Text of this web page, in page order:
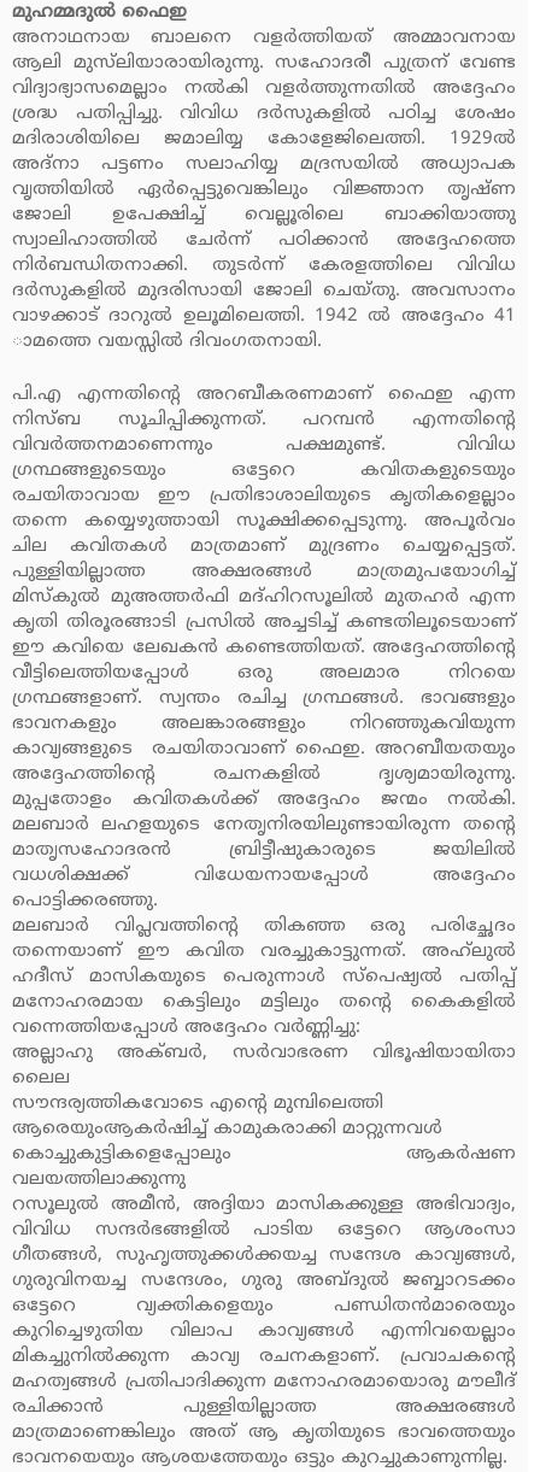
മുഹമ്മദുല്‍ ഫൈഇ
അനാഥനായ ബാലനെ വളര്‍ത്തിയത് അമ്മാവനായ
ആലി മുസ്‌ലിയാരായിരുന്നു. സഹോദരീ പുത്രന് വേണ്ട
വിദ്യാഭ്യാസമെല്ലാം നല്‍കി വളര്‍ത്തുന്നതില്‍ അദ്ദേഹം
ശ്രദ്ധ പതിപ്പിച്ചു. വിവിധ ദര്‍സുകളില്‍ പഠിച്ച ശേഷം
മദിരാശിയിലെ ജമാലിയ്യ കോളേജിലെത്തി. 1929ല്‍
അദ്‌നാ പട്ടണം സലാഹിയ്യ മദ്രസയില്‍ അധ്യാപക
വൃത്തിയില്‍ ഏര്‍പ്പെട്ടുവെങ്കിലും വിജ്ഞാന തൃഷ്ണ
ജോലി ഉപേക്ഷിച്ച് വെല്ലൂരിലെ ബാക്കിയാത്തു
സ്വാലിഹാത്തില്‍ ചേര്‍ന്ന് പഠിക്കാന്‍ അദ്ദേഹത്തെ
നിര്‍ബന്ധിതനാക്കി. തുടര്‍ന്ന് കേരളത്തിലെ വിവിധ
ദര്‍സുകളില്‍ മുദരിസായി ജോലി ചെയ്തു. അവസാനം
വാഴക്കാട് ദാറുല്‍ ഉലൂമിലെത്തി. 1942 ല്‍ അദ്ദേഹം 41
ാമത്തെ വയസ്സില്‍ ദിവംഗതനായി.
പി.എ എന്നതിന്റെ അറബീകരണമാണ് ഫൈഇ എന്ന
നിസ്ബ സൂചിപ്പിക്കുന്നത്. പറമ്പന്‍ എന്നതിന്റെ
വിവര്‍ത്തനമാണെന്നും പക്ഷമുണ്ട്. വിവിധ
ഗ്രന്ഥങ്ങളുടെയും ഒട്ടേറെ കവിതകളുടെയും
രചയിതാവായ ഈ പ്രതിഭാശാലിയുടെ കൃതികളെല്ലാം
തന്നെ കയ്യെഴുത്തായി സൂക്ഷിക്കപ്പെടുന്നു. അപൂര്‍വം
ചില കവിതകള്‍ മാത്രമാണ് മുദ്രണം ചെയ്യപ്പെട്ടത്.
പുള്ളിയില്ലാത്ത അക്ഷരങ്ങള്‍ മാത്രമുപയോഗിച്ച്
മിസ്‌കുല്‍ മുഅത്തര്‍ഫി മദ്ഹിറസൂലില്‍ മുതഹര്‍ എന്ന
കൃതി തിരൂരങ്ങാടി പ്രസില്‍ അച്ചടിച്ച് കണ്ടതിലൂടെയാണ്
ഈ കവിയെ ലേഖകന്‍ കണ്ടെത്തിയത്. അദ്ദേഹത്തിന്റെ
വീട്ടിലെത്തിയപ്പോള്‍ ഒരു അലമാര നിറയെ
ഗ്രന്ഥങ്ങളാണ്. സ്വന്തം രചിച്ച ഗ്രന്ഥങ്ങള്‍. ഭാവങ്ങളും
ഭാവനകളും അലങ്കാരങ്ങളും നിറഞ്ഞുകവിയുന്ന
കാവ്യങ്ങളുടെ രചയിതാവാണ് ഫൈഇ. അറബീയതയും
അദ്ദേഹത്തിന്റെ രചനകളില്‍ ദൃശ്യമായിരുന്നു.
മുപ്പതോളം കവിതകള്‍ക്ക് അദ്ദേഹം ജന്മം നല്‍കി.
മലബാര്‍ ലഹളയുടെ നേതൃനിരയിലുണ്ടായിരുന്ന തന്റെ
മാതൃസഹോദരന്‍ ബ്രിട്ടീഷുകാരുടെ ജയിലില്‍
വധശിക്ഷക്ക് വിധേയനായപ്പോള്‍ അദ്ദേഹം
പൊട്ടിക്കരഞ്ഞു.
മലബാര്‍ വിപ്ലവത്തിന്റെ തികഞ്ഞ ഒരു പരിച്ഛേദം
തന്നെയാണ് ഈ കവിത വരച്ചുകാട്ടുന്നത്. അഹ്‌ലുല്‍
ഹദീസ് മാസികയുടെ പെരുന്നാള്‍ സ്‌പെഷ്യല്‍ പതിപ്പ്
മനോഹരമായ കെട്ടിലും മട്ടിലും തന്റെ കൈകളില്‍
വന്നെത്തിയപ്പോള്‍ അദ്ദേഹം വര്‍ണ്ണിച്ചു:
അല്ലാഹു അക്ബര്‍, സര്‍വാഭരണ വിഭൂഷിയായിതാ
ലൈല
സൗന്ദര്യത്തികവോടെ എന്റെ മുമ്പിലെത്തി
ആരെയുംആകര്‍ഷിച്ച് കാമുകരാക്കി മാറ്റുന്നവള്‍
കൊച്ചുകുട്ടികളെപ്പോലും ആകര്‍ഷണ
വലയത്തിലാക്കുന്നു
റസൂലുല്‍ അമീന്‍, അദ്ദിയാ മാസികക്കുള്ള അഭിവാദ്യം,
വിവിധ സന്ദര്‍ഭങ്ങളില്‍ പാടിയ ഒട്ടേറെ ആശംസാ
ഗീതങ്ങള്‍, സുഹൃത്തുക്കള്‍ക്കയച്ച സന്ദേശ കാവ്യങ്ങള്‍,
ഗുരുവിനയച്ച സന്ദേശം, ഗുരു അബ്ദുല്‍ ജബ്ബാറടക്കം
ഒട്ടേറെ വ്യക്തികളെയും പണ്ഡിതന്‍മാരെയും
കുറിച്ചെഴുതിയ വിലാപ കാവ്യങ്ങള്‍ എന്നിവയെല്ലാം
മികച്ചുനില്‍ക്കുന്ന കാവ്യ രചനകളാണ്. പ്രവാചകന്റെ
മഹത്വങ്ങള്‍ പ്രതിപാദിക്കുന്ന മനോഹരമായൊരു മൗലീദ്
രചിക്കാന്‍ പുള്ളിയില്ലാത്ത അക്ഷരങ്ങള്‍
മാത്രമാണെങ്കിലും അത് ആ കൃതിയുടെ ഭാവത്തെയും
ഭാവനയെയും ആശയത്തേയും ഒട്ടും കുറച്ചുകാണുന്നില്ല.